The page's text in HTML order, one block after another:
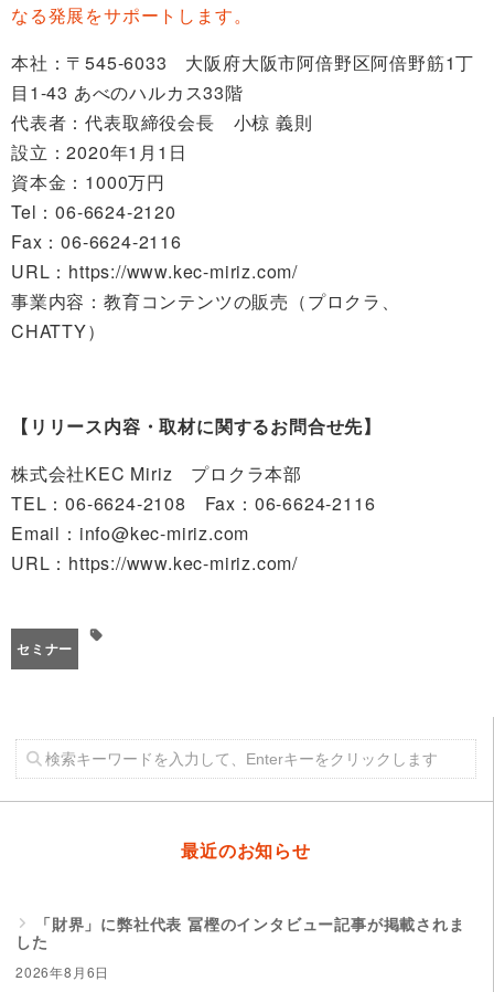
なる発展をサポートします。
本社：〒545-6033 大阪府大阪市阿倍野区阿倍野筋1丁
目1-43 あべのハルカス33階
代表者：代表取締役会長 小椋 義則
設立：2020年1月1日
資本金：1000万円
Tel：06-6624-2120
Fax：06-6624-2116
URL： https://www.kec-miriz.com/
事業内容：教育コンテンツの販売（プロクラ、
CHATTY）
【リリース内容・取材に関するお問合せ先】
株式会社KEC Miriz プロクラ本部
TEL：06-6624-2108 Fax：06-6624-2116
Email：info@kec-miriz.com
URL：https://www.kec-miriz.com/
セミナー
最近のお知らせ
「財界」に弊社代表 冨樫のインタビュー記事が掲載されま
した
2026年8月6日